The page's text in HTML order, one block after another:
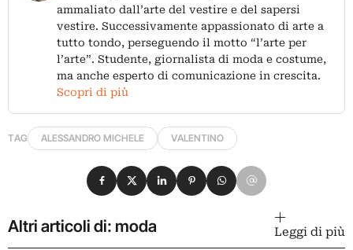
ammaliato dall’arte del vestire e del sapersi
vestire. Successivamente appassionato di arte a
tutto tondo, perseguendo il motto “l’arte per
l’arte”. Studente, giornalista di moda e costume,
ma anche esperto di comunicazione in crescita.
Scopri di più
TAG ALESSANDRO MICHELE VALENTINO
Condividi su Facebook
Condividi su X
Condividi su LinkedIn
Condividi su Pinterest
Condividi su WhatsApp
Condividi su Email
Altri articoli di: moda Leggi di più